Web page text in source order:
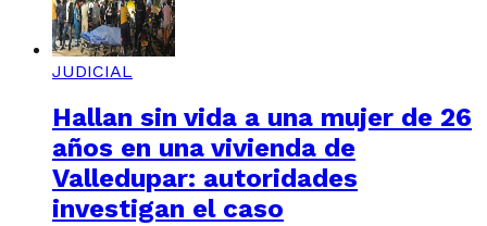
JUDICIAL
Hallan sin vida a una mujer de 26
años en una vivienda de
Valledupar: autoridades
investigan el caso